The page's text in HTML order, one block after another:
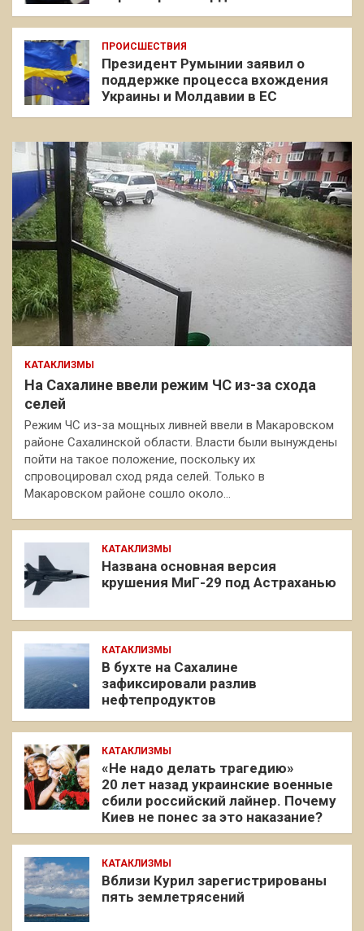
ПРОИСШЕСТВИЯ
Президент Румынии заявил о
поддержке процесса вхождения
Украины и Молдавии в ЕС
КАТАКЛИЗМЫ
На Сахалине ввели режим ЧС из-за схода
селей
Режим ЧС из-за мощных ливней ввели в Макаровском
районе Сахалинской области. Власти были вынуждены
пойти на такое положение, поскольку их
спровоцировал сход ряда селей. Только в
Макаровском районе сошло около…
КАТАКЛИЗМЫ
Названа основная версия
крушения МиГ-29 под Астраханью
КАТАКЛИЗМЫ
В бухте на Сахалине
зафиксировали разлив
нефтепродуктов
КАТАКЛИЗМЫ
«Не надо делать трагедию»
20 лет назад украинские военные
сбили российский лайнер. Почему
Киев не понес за это наказание?
КАТАКЛИЗМЫ
Вблизи Курил зарегистрированы
пять землетрясений